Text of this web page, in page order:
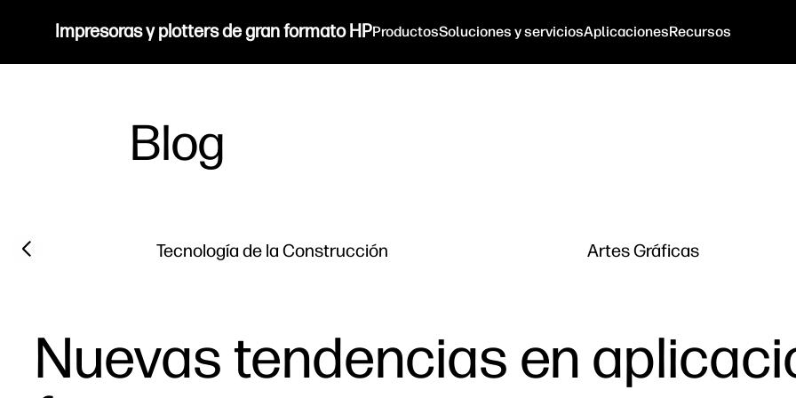
Impresoras y plotters de gran formato HPProductosSoluciones y serviciosAplicacionesRecursos
Blog
Filter category
Tecnología de la Construcción Artes Gráficas
Previous slide
Nuevas tendencias en